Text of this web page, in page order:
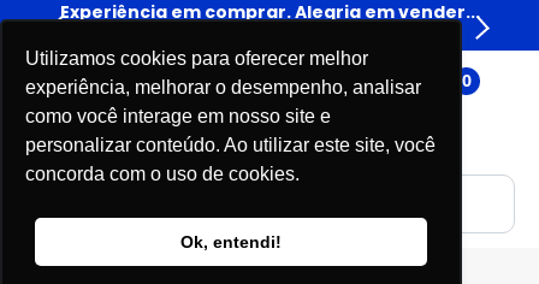
Utilizamos cookies para oferecer melhor
experiência, melhorar o desempenho, analisar
como você interage em nosso site e
personalizar conteúdo. Ao utilizar este site, você
concorda com o uso de cookies.
Ok, entendi!
Experiência em comprar. Alegria em vender...
0